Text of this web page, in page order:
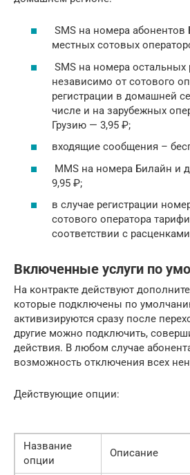
SMS на номера абонентов
местных сотовых
SMS на номера остальных
независимо от сотового
регистрации в домашней
числе и на зарубежных
Грузию — 3,95 ₽;
входящие сообщения –
MMS на номера Билайн и
9,95 ₽;
в случае регистрации
сотового оператора
соответствии с
Включенные услуги по
На контракте действуют
которые подключены по
активизируются сразу после
другие можно подключить,
действия. В любом случае
возможность отключения всех
Действующие опции:
Название
опции
Описание